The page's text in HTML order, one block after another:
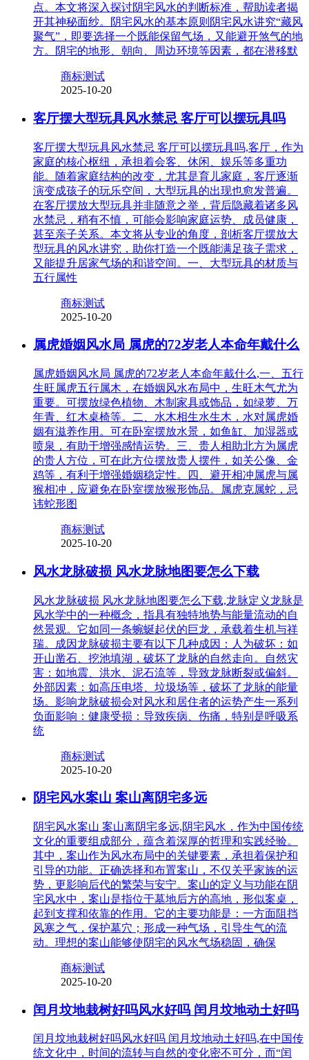
点。本文将深入探讨阴宅风水的判断标准，帮助读者揭
开其神秘面纱。阴宅风水的基本原则阴宅风水讲究“藏风
聚气”，即要选择一个既能保留气场，又能避开煞气的地
方。阴宅的地形、朝向、周边环境等因素，都在潜移默
商标测试
2025-10-20
客厅摆大型玩具风水禁忌 客厅可以摆玩具吗
客厅摆大型玩具风水禁忌 客厅可以摆玩具吗,客厅，作为
家庭的核心枢纽，承担着会客、休闲、娱乐等多重功
能。随着家庭结构的改变，尤其是育儿家庭，客厅逐渐
演变成孩子的玩乐空间，大型玩具的出现也愈发普遍。
在客厅摆放大型玩具并非随意之举，背后隐藏着诸多风
水禁忌，稍有不慎，可能会影响家庭运势、成员健康，
甚至亲子关系。本文将从专业的角度，剖析客厅摆放大
型玩具的风水讲究，助你打造一个既能满足孩子需求，
又能提升居家气场的和谐空间。一、大型玩具的材质与
五行属性
商标测试
2025-10-20
属虎婚姻风水局 属虎的72岁老人本命年戴什么
属虎婚姻风水局 属虎的72岁老人本命年戴什么,一、五行
生旺属虎五行属木，在婚姻风水布局中，生旺木气尤为
重要。可摆放绿色植物、木制家具或饰品，如绿萝、万
年青、红木桌椅等。二、水木相生水生木，水对属虎婚
姻有滋养作用。可在卧室摆放水景，如鱼缸、加湿器或
喷泉，有助于增强感情运势。三、贵人相助北方为属虎
的贵人方位，可在此方位摆放贵人摆件，如关公像、金
鸡等，有利于增强婚姻稳定性。四、避开相冲属虎与属
猴相冲，应避免在卧室摆放猴形饰品。属虎克属蛇，忌
讳蛇形图
商标测试
2025-10-20
风水龙脉破损 风水龙脉地图要怎么下载
风水龙脉破损 风水龙脉地图要怎么下载,龙脉定义龙脉是
风水学中的一种概念，指具有独特地势与能量流动的自
然景观。它如同一条蜿蜒起伏的巨龙，承载着生机与祥
瑞。成因龙脉破损主要有以下几种成因：人为破坏：如
开山凿石、挖池填湖，破坏了龙脉的自然走向。自然灾
害：如地震、洪水、泥石流等，导致龙脉断裂或偏斜。
外部因素：如高压电塔、垃圾场等，破坏了龙脉的能量
场。影响龙脉破损会对风水和居住者的运势产生一系列
负面影响：健康受损：导致疾病、伤痛，特别是呼吸系
统
商标测试
2025-10-20
阴宅风水案山 案山离阴宅多远
阴宅风水案山 案山离阴宅多远,阴宅风水，作为中国传统
文化的重要组成部分，蕴含着深厚的哲理和实践经验。
其中，案山作为风水布局中的关键要素，承担着保护和
引导的功能。正确选择和布置案山，不仅关乎家族的运
势，更影响后代的繁荣与安宁。案山的定义与功能在阴
宅风水中，案山是指位于墓地后方的高地，形似案桌，
起到支撑和依靠的作用。它的主要功能是：一方面阻挡
风寒之气，保护墓穴；形成一种气场，引导生气的流
动。理想的案山能够使阴宅的风水气场稳固，确保
商标测试
2025-10-20
闰月坟地栽树好吗风水好吗 闰月坟地动土好吗
闰月坟地栽树好吗风水好吗 闰月坟地动土好吗,在中国传
统文化中，时间的流转与自然的变化密不可分，而“闰